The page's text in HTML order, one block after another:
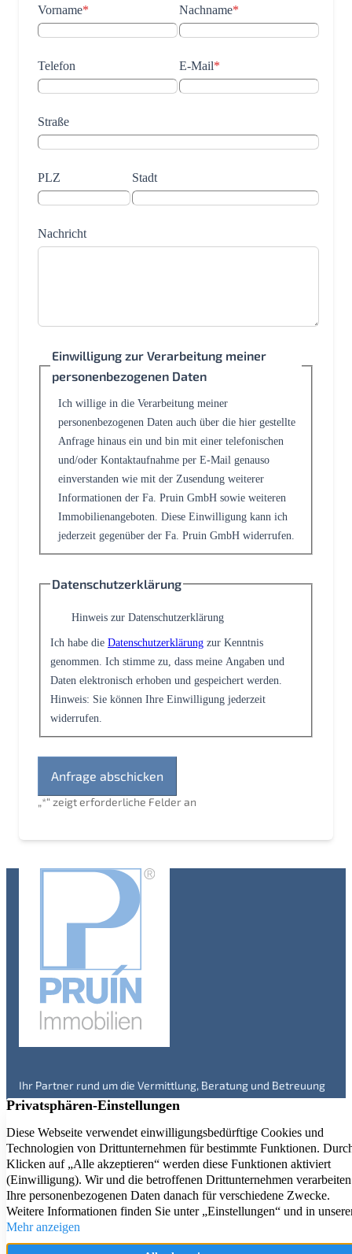
„*“ zeigt erforderliche Felder an
Vorname* Nachname*
Telefon E-Mail*
Straße
PLZ Stadt
Nachricht
Einwilligung zur Verarbeitung meiner
personenbezogenen Daten
Ich willige in die Verarbeitung meiner
personenbezogenen Daten auch über die hier gestellte
Anfrage hinaus ein und bin mit einer telefonischen
und/oder Kontaktaufnahme per E-Mail genauso
einverstanden wie mit der Zusendung weiterer
Informationen der Fa. Pruin GmbH sowie weiteren
Immobilienangeboten. Diese Einwilligung kann ich
jederzeit gegenüber der Fa. Pruin GmbH widerrufen.
Datenschutzerklärung
Hinweis zur Datenschutzerklärung
Ich habe die Datenschutzerklärung zur Kenntnis
genommen. Ich stimme zu, dass meine Angaben und
Daten elektronisch erhoben und gespeichert werden.
Hinweis: Sie können Ihre Einwilligung jederzeit
widerrufen.
Ihr Partner rund um die Vermittlung, Beratung und Betreuung
von Immobilien in Engelskirchen und Umgebung – seit über 20
Immobilienangebote
Aktuelle Referenzen
Service Kontakt